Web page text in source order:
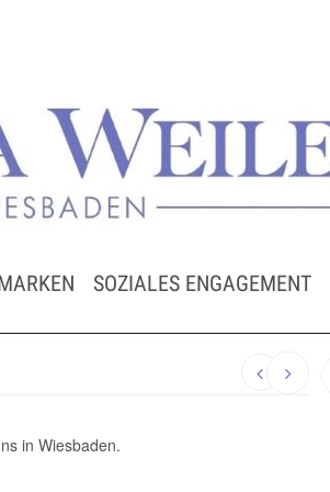
SOZIALES ENGAGEMENT
in Wiesbaden.